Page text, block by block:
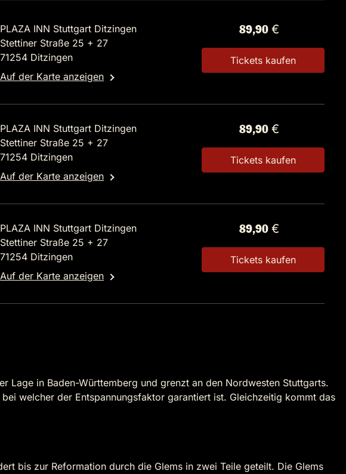
PLAZA INN Stuttgart Ditzingen
Stettiner Straße 25 + 27
71254 Ditzingen
Auf der Karte anzeigen
89,90 €
Tickets kaufen
PLAZA INN Stuttgart Ditzingen
Stettiner Straße 25 + 27
71254 Ditzingen
Auf der Karte anzeigen
89,90 €
Tickets kaufen
PLAZA INN Stuttgart Ditzingen
Stettiner Straße 25 + 27
71254 Ditzingen
Auf der Karte anzeigen
89,90 €
Tickets kaufen
Lage in Baden-Württemberg und grenzt an den Nordwesten Stuttgarts.
welcher der Entspannungsfaktor garantiert ist. Gleichzeitig kommt das
bis zur Reformation durch die Glems in zwei Teile geteilt. Die Glems